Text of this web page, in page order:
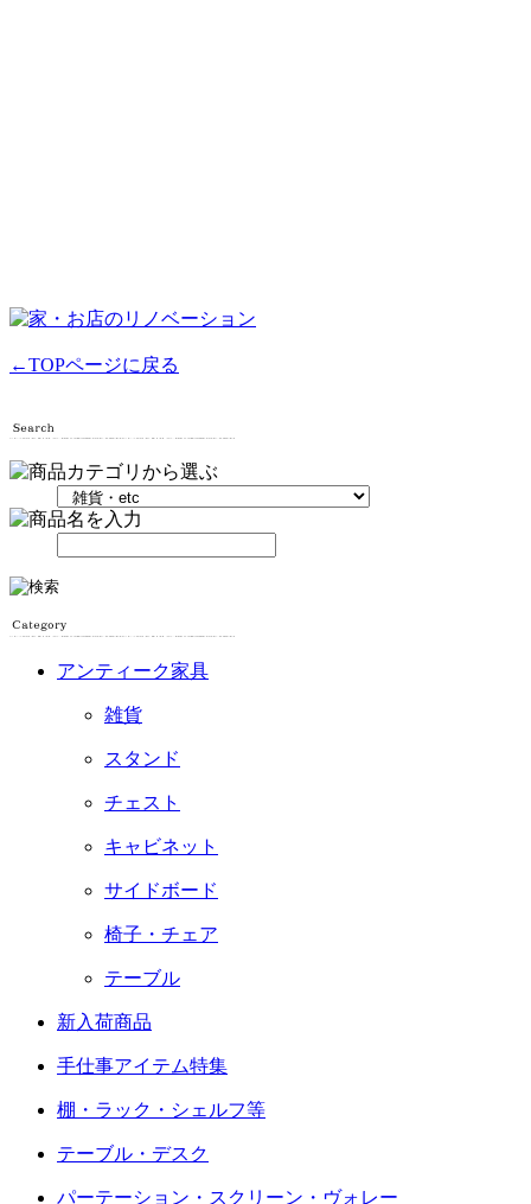
←TOPページに戻る
アンティーク家具
雑貨
スタンド
チェスト
キャビネット
サイドボード
椅子・チェア
テーブル
新入荷商品
手仕事アイテム特集
棚・ラック・シェルフ等
テーブル・デスク
パーテーション・スクリーン・ヴォレー